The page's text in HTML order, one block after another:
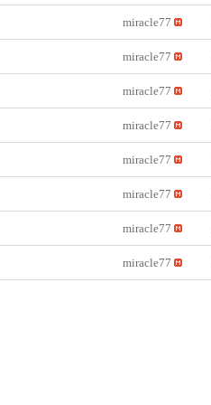
miracle77
miracle77
miracle77
miracle77
miracle77
miracle77
miracle77
miracle77